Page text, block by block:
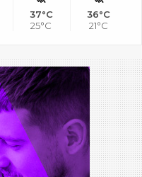
37°C
25°C
36°C
21°C